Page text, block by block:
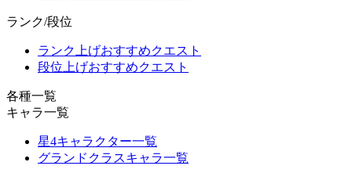
ランク/段位
ランク上げおすすめクエスト
段位上げおすすめクエスト
各種一覧
キャラ一覧
星4キャラクター一覧
グランドクラスキャラ一覧